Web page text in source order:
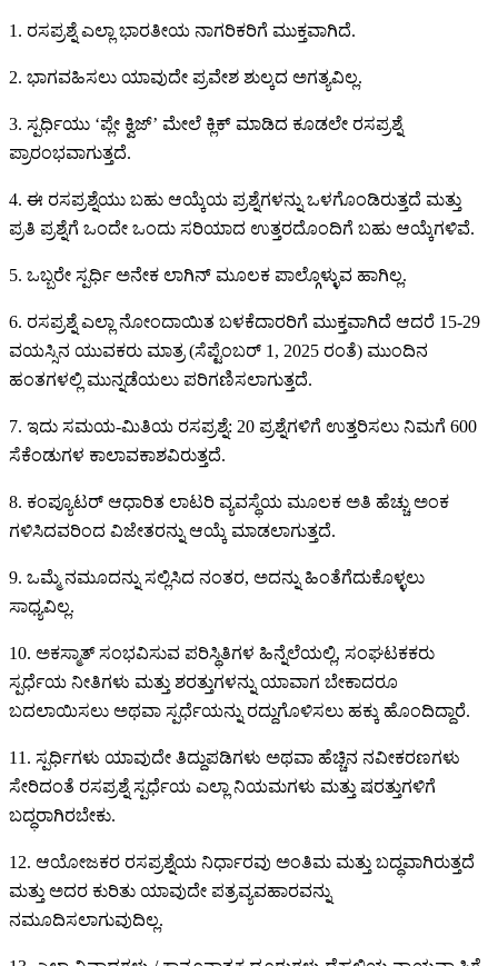
1. ರಸಪ್ರಶ್ನೆ ಎಲ್ಲಾ ಭಾರತೀಯ ನಾಗರಿಕರಿಗೆ ಮುಕ್ತವಾಗಿದೆ.
2. ಭಾಗವಹಿಸಲು ಯಾವುದೇ ಪ್ರವೇಶ ಶುಲ್ಕದ ಅಗತ್ಯವಿಲ್ಲ.
3. ಸ್ಪರ್ಧಿಯು ‘ಪ್ಲೇ ಕ್ವಿಜ್’ ಮೇಲೆ ಕ್ಲಿಕ್ ಮಾಡಿದ ಕೂಡಲೇ ರಸಪ್ರಶ್ನೆ
ಪ್ರಾರಂಭವಾಗುತ್ತದೆ.
4. ಈ ರಸಪ್ರಶ್ನೆಯು ಬಹು ಆಯ್ಕೆಯ ಪ್ರಶ್ನೆಗಳನ್ನು ಒಳಗೊಂಡಿರುತ್ತದೆ ಮತ್ತು
ಪ್ರತಿ ಪ್ರಶ್ನೆಗೆ ಒಂದೇ ಒಂದು ಸರಿಯಾದ ಉತ್ತರದೊಂದಿಗೆ ಬಹು ಆಯ್ಕೆಗಳಿವೆ.
5. ಒಬ್ಬರೇ ಸ್ಪರ್ಧಿ ಅನೇಕ ಲಾಗಿನ್ ಮೂಲಕ ಪಾಲ್ಗೊಳ್ಳುವ ಹಾಗಿಲ್ಲ.
6. ರಸಪ್ರಶ್ನೆ ಎಲ್ಲಾ ನೋಂದಾಯಿತ ಬಳಕೆದಾರರಿಗೆ ಮುಕ್ತವಾಗಿದೆ ಆದರೆ 15-29
ವಯಸ್ಸಿನ ಯುವಕರು ಮಾತ್ರ (ಸೆಪ್ಟೆಂಬರ್ 1, 2025 ರಂತೆ) ಮುಂದಿನ
ಹಂತಗಳಲ್ಲಿ ಮುನ್ನಡೆಯಲು ಪರಿಗಣಿಸಲಾಗುತ್ತದೆ.
7. ಇದು ಸಮಯ-ಮಿತಿಯ ರಸಪ್ರಶ್ನೆ: 20 ಪ್ರಶ್ನೆಗಳಿಗೆ ಉತ್ತರಿಸಲು ನಿಮಗೆ 600
ಸೆಕೆಂಡುಗಳ ಕಾಲಾವಕಾಶವಿರುತ್ತದೆ.
8. ಕಂಪ್ಯೂಟರ್ ಆಧಾರಿತ ಲಾಟರಿ ವ್ಯವಸ್ಥೆಯ ಮೂಲಕ ಅತಿ ಹೆಚ್ಚು ಅಂಕ
ಗಳಿಸಿದವರಿಂದ ವಿಜೇತರನ್ನು ಆಯ್ಕೆ ಮಾಡಲಾಗುತ್ತದೆ.
9. ಒಮ್ಮೆ ನಮೂದನ್ನು ಸಲ್ಲಿಸಿದ ನಂತರ, ಅದನ್ನು ಹಿಂತೆಗೆದುಕೊಳ್ಳಲು
ಸಾಧ್ಯವಿಲ್ಲ.
10. ಅಕಸ್ಮಾತ್ ಸಂಭವಿಸುವ ಪರಿಸ್ಥಿತಿಗಳ ಹಿನ್ನೆಲೆಯಲ್ಲಿ, ಸಂಘಟಕಕರು
ಸ್ಪರ್ಧೆಯ ನೀತಿಗಳು ಮತ್ತು ಶರತ್ತುಗಳನ್ನು ಯಾವಾಗ ಬೇಕಾದರೂ
ಬದಲಾಯಿಸಲು ಅಥವಾ ಸ್ಪರ್ಧೆಯನ್ನು ರದ್ದುಗೊಳಿಸಲು ಹಕ್ಕು ಹೊಂದಿದ್ದಾರೆ.
11. ಸ್ಪರ್ಧಿಗಳು ಯಾವುದೇ ತಿದ್ದುಪಡಿಗಳು ಅಥವಾ ಹೆಚ್ಚಿನ ನವೀಕರಣಗಳು
ಸೇರಿದಂತೆ ರಸಪ್ರಶ್ನೆ ಸ್ಪರ್ಧೆಯ ಎಲ್ಲಾ ನಿಯಮಗಳು ಮತ್ತು ಷರತ್ತುಗಳಿಗೆ
ಬದ್ಧರಾಗಿರಬೇಕು.
12. ಆಯೋಜಕರ ರಸಪ್ರಶ್ನೆಯ ನಿರ್ಧಾರವು ಅಂತಿಮ ಮತ್ತು ಬದ್ಧವಾಗಿರುತ್ತದೆ
ಮತ್ತು ಅದರ ಕುರಿತು ಯಾವುದೇ ಪತ್ರವ್ಯವಹಾರವನ್ನು
ನಮೂದಿಸಲಾಗುವುದಿಲ್ಲ.